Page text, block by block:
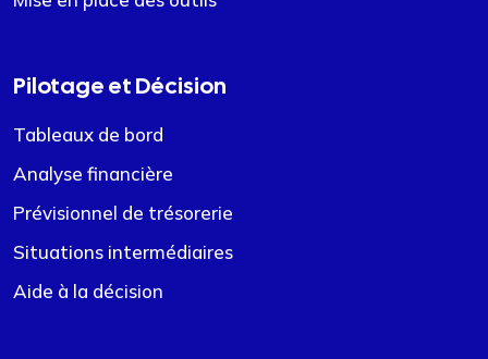
Pilotage et Décision
Tableaux de bord
Analyse financière
Prévisionnel de trésorerie
Situations intermédiaires
Aide à la décision